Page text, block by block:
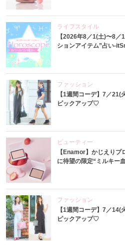
ライフスタイル
【2026年8／1(土)〜8
ションアイテム”占い-
ファッション
【1週間コーデ】7／
ピックアップ♡
ビューティー
【Enamor】かじえり
に待望の限定“ミルキー
ファッション
【1週間コーデ】7／
ピックアップ♡